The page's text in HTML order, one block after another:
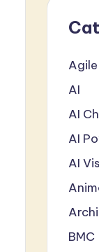
Agile
AI
AI
AI
AI
BMC